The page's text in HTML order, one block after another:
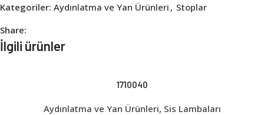
Kategoriler: Aydınlatma ve Yan Ürünleri , Stoplar
Share:
İlgili ürünler
1710040
Aydınlatma ve Yan Ürünleri, Sis Lambaları